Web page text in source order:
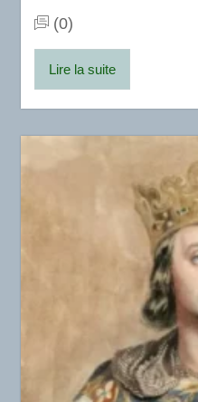
(0)
Lire la suite